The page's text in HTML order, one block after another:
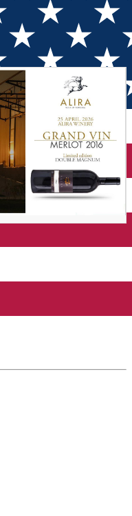
la Crama Alira:
Alira: